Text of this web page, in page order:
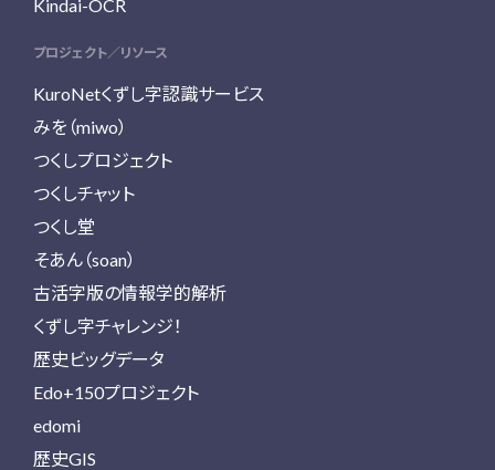
Kindai-OCR
プロジェクト／リソース
KuroNetくずし字認識サービス
みを（miwo）
つくしプロジェクト
つくしチャット
つくし堂
そあん（soan）
古活字版の情報学的解析
くずし字チャレンジ！
歴史ビッグデータ
Edo+150プロジェクト
edomi
歴史GIS